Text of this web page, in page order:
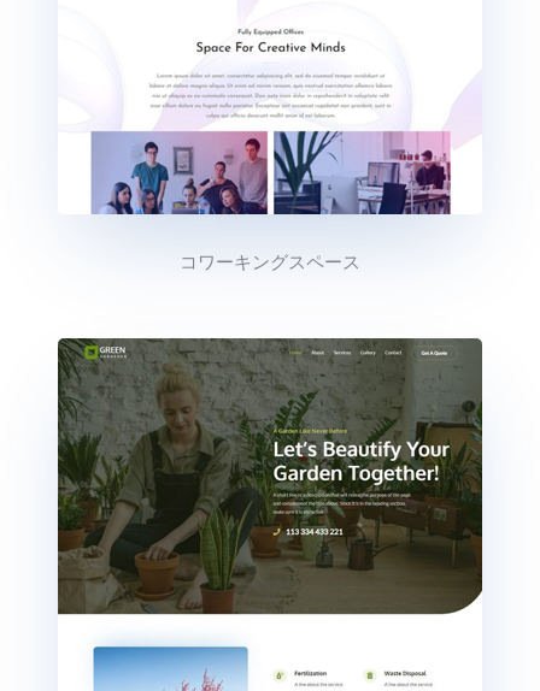
コワーキングスペース